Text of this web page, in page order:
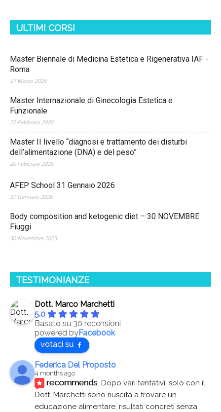
ULTIMI CORSI
Master Biennale di Medicina Estetica e Rigenerativa IAF -
Roma
27 Marzo 2026
Master Internazionale di Ginecologia Estetica e
Funzionale
22 Febbraio 2026
Master II livello “diagnosi e trattamento dei disturbi
dell’alimentazione (DNA) e del peso”
20 Febbraio 2026
AFEP School 31 Gennaio 2026
31 Gennaio 2026
Body composition and ketogenic diet – 30 NOVEMBRE
Fiuggi
30 Novembre 2025
TESTIMONIANZE
Dott. Marco Marchetti
5.0
Basato su 30 recensioni
powered byFacebook
votaci su
Federica Del Proposto
4 months ago
recommends Dopo vari tentativi, solo con il
Dott. Marchetti sono riuscita a trovare un
educazione alimentare, risultati concreti senza